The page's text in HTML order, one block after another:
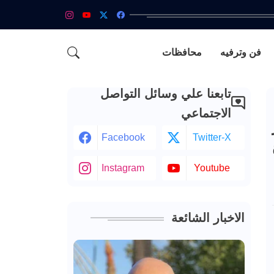
فن وترفيه محافظات
تابعنا علي وسائل التواصل
الاجتماعي
Facebook Twitter-X
Instagram Youtube
الاخبار الشائعة